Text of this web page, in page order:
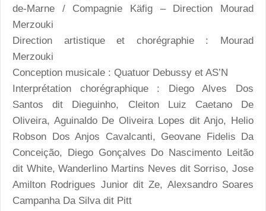
de-Marne / Compagnie Käfig – Direction Mourad
Merzouki
Direction artistique et chorégraphie : Mourad
Merzouki
Conception musicale : Quatuor Debussy et AS’N
Interprétation chorégraphique : Diego Alves Dos
Santos dit Dieguinho, Cleiton Luiz Caetano De
Oliveira, Aguinaldo De Oliveira Lopes dit Anjo, Helio
Robson Dos Anjos Cavalcanti, Geovane Fidelis Da
Conceição, Diego Gonçalves Do Nascimento Leitão
dit White, Wanderlino Martins Neves dit Sorriso, Jose
Amilton Rodrigues Junior dit Ze, Alexsandro Soares
Campanha Da Silva dit Pitt